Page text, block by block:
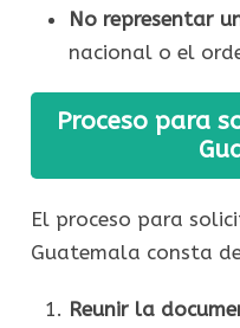
No representar
nacional o el
Proceso para
El proceso para
Guatemala consta
Reunir la